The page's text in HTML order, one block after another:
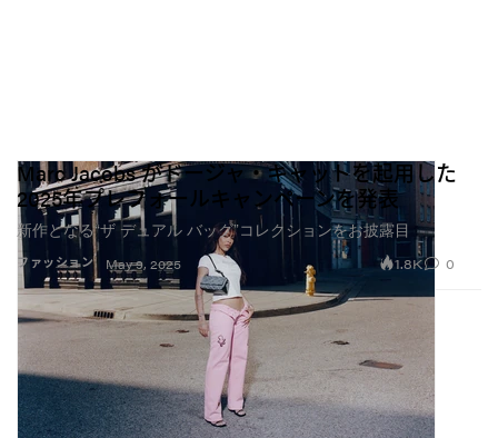
ファッション
Marc Jacobs がドージャ・キャットを起用した
2025年プレフォールキャンペーンを発表
新作となる“ザ デュアル バッグ”コレクションをお披露目
May 9, 2025 1.8K 0